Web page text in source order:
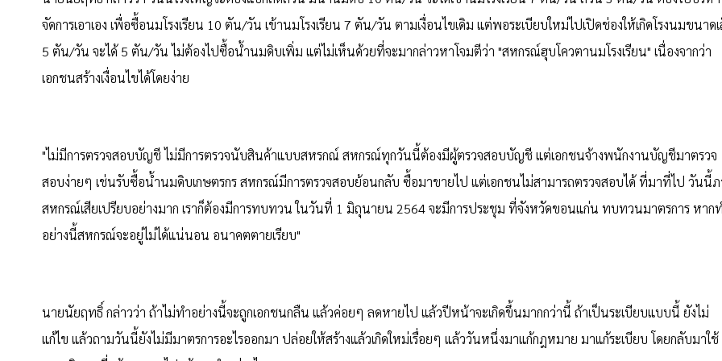
จัดการเอาเอง เพื่อซื้อนมโรงเรียน 10 ตัน/วัน เข้านมโรงเรียน 7 ตัน/วัน ตามเงื่อนไขเดิม แต่พอระเบียบใหม่ไปเปิดช่องให้เกิดโรงนมขนาดเ
5 ตัน/วัน จะได้ 5 ตัน/วัน ไม่ต้องไปซื้อน้ำนมดิบเพิ่ม แต่ไม่เห็นด้วยที่จะมากล่าวหาโจมตีว่า "สหกรณ์ฮุบโควตานมโรงเรียน" เนื่องจากว่า
เอกชนสร้างเงื่อนไขได้โดยง่าย
"ไม่มีการตรวจสอบบัญชี ไม่มีการตรวจนับสินค้าแบบสหรกณ์ สหกรณ์ทุกวันนี้ต้องมีผู้ตรวจสอบบัญชี แต่เอกชนจ้างพนักงานบัญชีมาตรวจ
สอบง่ายๆ เช่นรับซื้อน้ำนมดิบเกษตรกร สหกรณ์มีการตรวจสอบย้อนกลับ ซื้อมาขายไป แต่เอกชนไม่สามารถตรวจสอบได้ ที่มาที่ไป วันนี้ภ
สหกรณ์เสียเปรียบอย่างมาก เราก็ต้องมีการทบทวน ในวันที่ 1 มิถุนายน 2564 จะมีการประชุม ที่จังหวัดขอนแก่น ทบทวนมาตรการ หาก
อย่างนี้สหกรณ์จะอยู่ไม่ได้แน่นอน อนาคตตายเรียบ"
นายนัยฤทธิ์ กล่าวว่า ถ้าไม่ทำอย่างนี้จะถูกเอกชนกลืน แล้วค่อยๆ ลดหายไป แล้วปีหน้าจะเกิดขึ้นมากกว่านี้ ถ้าเป็นระเบียบแบบนี้ ยังไม่
แก้ไข แล้วถามวันนี้ยังไม่มีมาตรการอะไรออกมา ปล่อยให้สร้างแล้วเกิดใหม่เรื่อยๆ แล้ววันหนึ่งมาแก้กฎหมาย มาแก้ระเบียบ โดยกลับมาใช้